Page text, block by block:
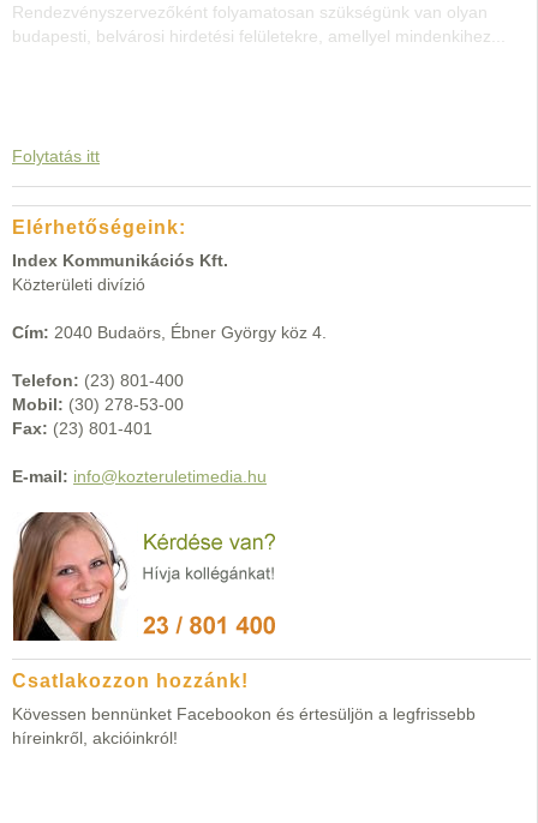
Rendezvényszervezőként folyamatosan szükségünk van olyan
budapesti, belvárosi hirdetési felületekre, amellyel mindenkihez...
Folytatás itt
Elérhetőségeink:
Index Kommunikációs Kft.
Közterületi divízió
Cím: 2040 Budaörs, Ébner György köz 4.
Telefon: (23) 801-400
Mobil: (30) 278-53-00
Fax: (23) 801-401
E-mail: info@kozteruletimedia.hu
Csatlakozzon hozzánk!
Kövessen bennünket Facebookon és értesüljön a legfrissebb
híreinkről, akcióinkról!